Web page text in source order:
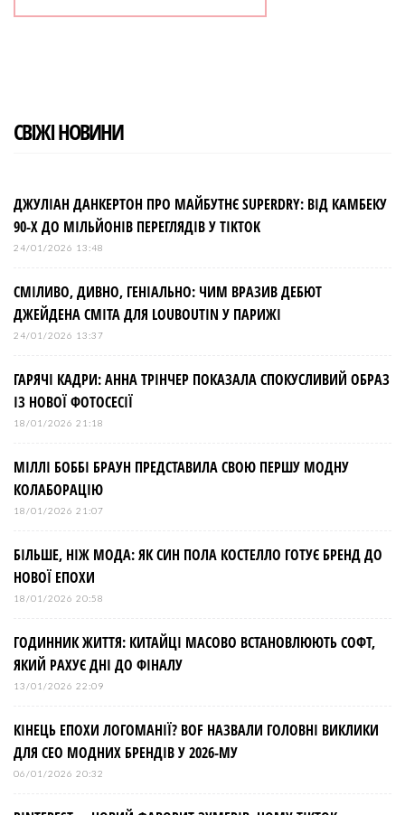
СВІЖІ НОВИНИ
ДЖУЛІАН ДАНКЕРТОН ПРО МАЙБУТНЄ SUPERDRY: ВІД КАМБЕКУ
90-Х ДО МІЛЬЙОНІВ ПЕРЕГЛЯДІВ У TIKTOK
24/01/2026 13:48
СМІЛИВО, ДИВНО, ГЕНІАЛЬНО: ЧИМ ВРАЗИВ ДЕБЮТ
ДЖЕЙДЕНА СМІТА ДЛЯ LOUBOUTIN У ПАРИЖІ
24/01/2026 13:37
ГАРЯЧІ КАДРИ: АННА ТРІНЧЕР ПОКАЗАЛА СПОКУСЛИВИЙ ОБРАЗ
ІЗ НОВОЇ ФОТОСЕСІЇ
18/01/2026 21:18
МІЛЛІ БОББІ БРАУН ПРЕДСТАВИЛА СВОЮ ПЕРШУ МОДНУ
КОЛАБОРАЦІЮ
18/01/2026 21:07
БІЛЬШЕ, НІЖ МОДА: ЯК СИН ПОЛА КОСТЕЛЛО ГОТУЄ БРЕНД ДО
НОВОЇ ЕПОХИ
18/01/2026 20:58
ГОДИННИК ЖИТТЯ: КИТАЙЦІ МАСОВО ВСТАНОВЛЮЮТЬ СОФТ,
ЯКИЙ РАХУЄ ДНІ ДО ФІНАЛУ
13/01/2026 22:09
КІНЕЦЬ ЕПОХИ ЛОГОМАНІЇ? BOF НАЗВАЛИ ГОЛОВНІ ВИКЛИКИ
ДЛЯ СЕО МОДНИХ БРЕНДІВ У 2026-МУ
06/01/2026 20:32